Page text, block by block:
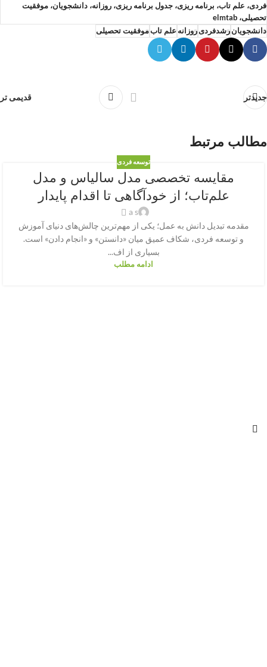
فردی، علم تاب، برنامه ریزی، جدول برنامه ریزی، روزانه، دانشجویان، موفقیت
تحصیلی، elmtab
دانشجویان رشدفردی روزانه علم تابموفقیت تحصیلی
جدیدتر قدیمی تر
مطالب مرتبط
توسعه فردی
مقایسه تخصصی مدل سالیاس و مدل
علم‌تاب؛ از خودآگاهی تا اقدام پایدار
a s
مقدمه تبدیل دانش به عمل؛ یکی از مهم‌ترین چالش‌های دنیای آموزش
و توسعه فردی، شکاف عمیق میان «دانستن» و «انجام دادن» است.
بسیاری از اف...
ادامه مطلب